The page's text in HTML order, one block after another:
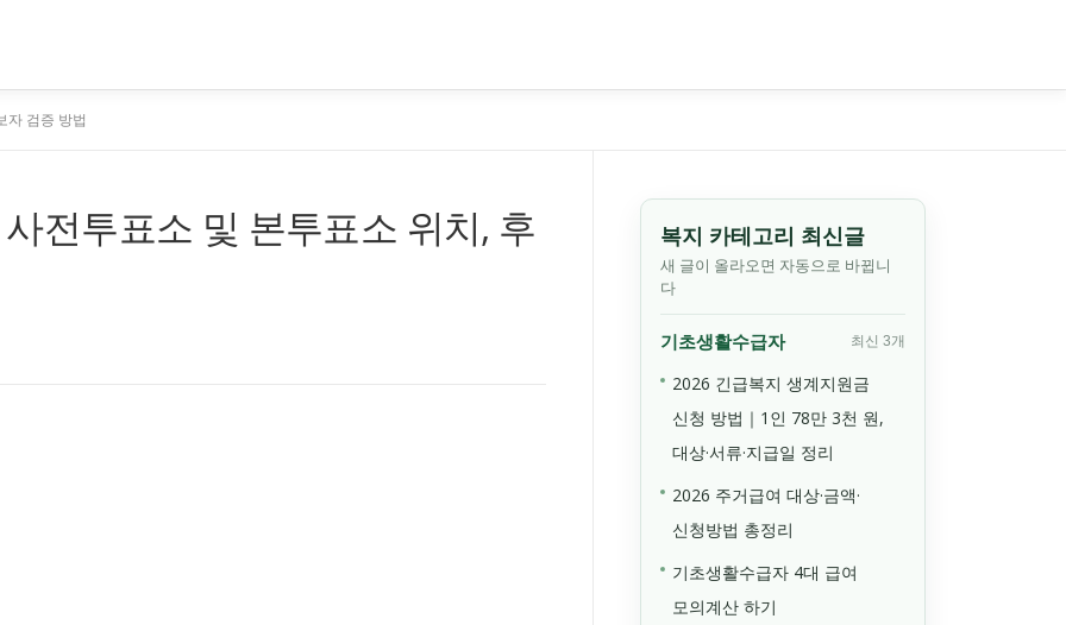
자 검증 방법
전투표소 및 본투표소 위치, 후 복지 카테고리 최신글
새 글이 올라오면 자동으로 바뀝니
다
기초생활수급자 최신 3개
2026 긴급복지 생계지원금
신청 방법｜1인 78만 3천 원,
대상·서류·지급일 정리
2026 주거급여 대상·금액·
신청방법 총정리
기초생활수급자 4대 급여
모의계산 하기